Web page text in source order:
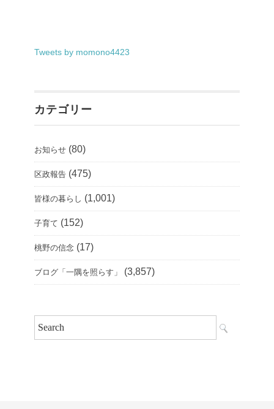
Tweets by momono4423
カテゴリー
お知らせ (80)
区政報告 (475)
皆様の暮らし (1,001)
子育て (152)
桃野の信念 (17)
ブログ「一隅を照らす」 (3,857)